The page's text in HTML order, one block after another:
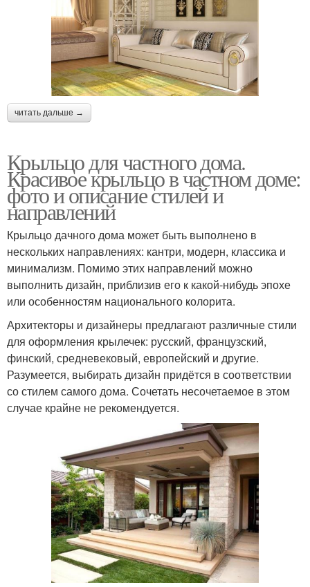
читать дальше →
Крыльцо для частного дома.
Красивое крыльцо в частном доме:
фото и описание стилей и
направлений
Крыльцо дачного дома может быть выполнено в
нескольких направлениях: кантри, модерн, классика и
минимализм. Помимо этих направлений можно
выполнить дизайн, приблизив его к какой-нибудь эпохе
или особенностям национального колорита.
Архитекторы и дизайнеры предлагают различные стили
для оформления крылечек: русский, французский,
финский, средневековый, европейский и другие.
Разумеется, выбирать дизайн придётся в соответствии
со стилем самого дома. Сочетать несочетаемое в этом
случае крайне не рекомендуется.